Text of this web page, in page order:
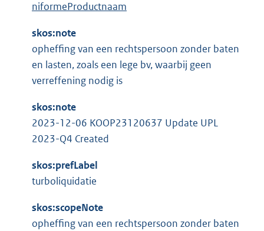
niformeProductnaam
skos:note
opheffing van een rechtspersoon zonder baten
en lasten, zoals een lege bv, waarbij geen
verreffening nodig is
skos:note
2023-12-06 KOOP23120637 Update UPL
2023-Q4 Created
skos:prefLabel
turboliquidatie
skos:scopeNote
opheffing van een rechtspersoon zonder baten